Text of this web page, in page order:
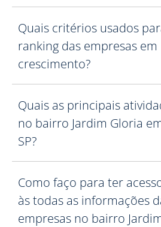
Quais critérios usados
ranking das empresas em
crescimento?
Quais as principais
no bairro Jardim Gloria
SP?
Como faço para ter
às todas as informações
empresas no bairro